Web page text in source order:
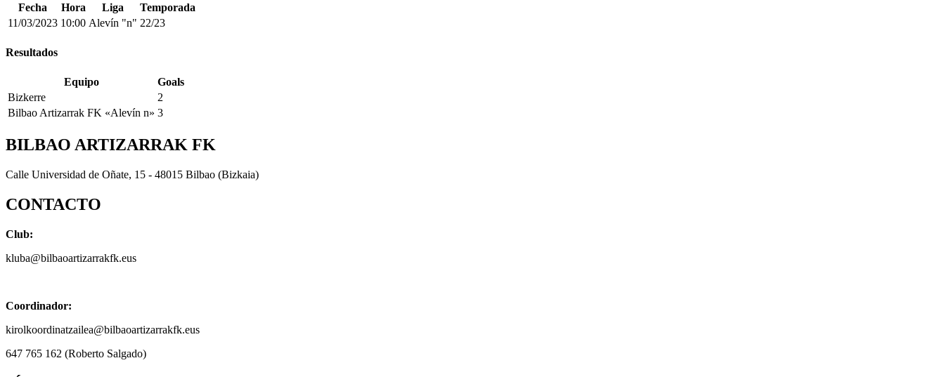
Fecha Hora Liga
Temporada
11/03/2023 10:00 Alevín "n" 22/23
Resultados
Equipo
Goals
Bizkerre
2
Bilbao Artizarrak FK «Alevín n» 3
BILBAO ARTIZARRAK FK
Calle Universidad de Oñate, 15 - 48015 Bilbao (Bizkaia)
CONTACTO
Club:
kluba@bilbaoartizarrakfk.eus
Coordinador:
kirolkoordinatzailea@bilbaoartizarrakfk.eus
647 765 162 (Roberto Salgado)